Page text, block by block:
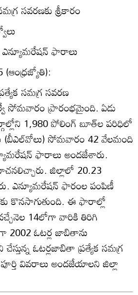
సవరణకు శ్రీకారం
ఎన్యూమరేషన్‌ ఫారాలు
సమగ్ర సవరణ
సోమవారం ప్రారంభమైంది. ఏడు
1,980 పోలింగ్‌ బూత్‌ల పరిధిలో
(బీఎల్‌వోలు) సోమవారం 42 వేలమంది
ఫారాలు అందజేశారు.
జిల్లాలో 20.23
ఎన్యూమరేషన్‌ ఫారంల పంపిణీ
కొనసాగుతుంది. ఈ ఫారాల్లో
14లోగా వారికి తిరిగి
ఓటర్ల జాబితాను
ఓటర్లజాబితా ప్రత్యేక సమగ్ర
వివరాలు అందజేయాలని జిల్లా